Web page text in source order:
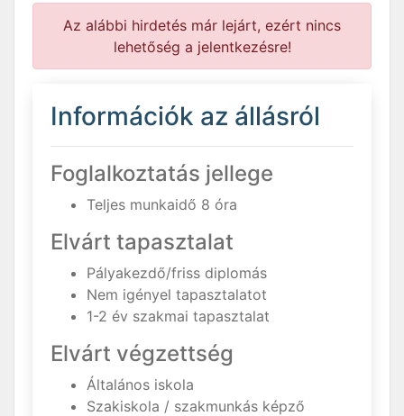
Az alábbi hirdetés már lejárt, ezért nincs
lehetőség a jelentkezésre!
Információk az állásról
Foglalkoztatás jellege
Teljes munkaidő 8 óra
Elvárt tapasztalat
Pályakezdő/friss diplomás
Nem igényel tapasztalatot
1-2 év szakmai tapasztalat
Elvárt végzettség
Általános iskola
Szakiskola / szakmunkás képző